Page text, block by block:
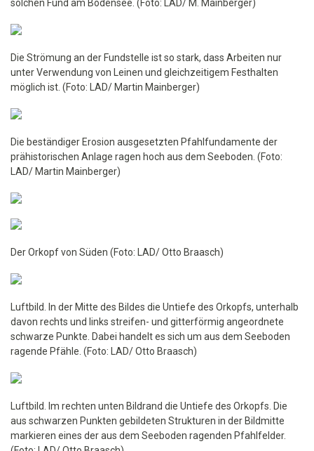
solchen Fund am Bodensee. (Foto: LAD/ M. Mainberger)
Die Strömung an der Fundstelle ist so stark, dass Arbeiten nur
unter Verwendung von Leinen und gleichzeitigem Festhalten
möglich ist. (Foto: LAD/ Martin Mainberger)
Die beständiger Erosion ausgesetzten Pfahlfundamente der
prähistorischen Anlage ragen hoch aus dem Seeboden. (Foto:
LAD/ Martin Mainberger)
Der Orkopf von Süden (Foto: LAD/ Otto Braasch)
Luftbild. In der Mitte des Bildes die Untiefe des Orkopfs, unterhalb
davon rechts und links streifen- und gitterförmig angeordnete
schwarze Punkte. Dabei handelt es sich um aus dem Seeboden
ragende Pfähle. (Foto: LAD/ Otto Braasch)
Luftbild. Im rechten unten Bildrand die Untiefe des Orkopfs. Die
aus schwarzen Punkten gebildeten Strukturen in der Bildmitte
markieren eines der aus dem Seeboden ragenden Pfahlfelder.